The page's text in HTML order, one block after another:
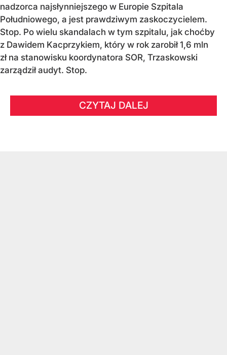
nadzorca najsłynniejszego w Europie Szpitala
Południowego, a jest prawdziwym zaskoczycielem.
Stop. Po wielu skandalach w tym szpitalu, jak choćby
z Dawidem Kacprzykiem, który w rok zarobił 1,6 mln
zł na stanowisku koordynatora SOR, Trzaskowski
zarządził audyt. Stop.
CZYTAJ DALEJ